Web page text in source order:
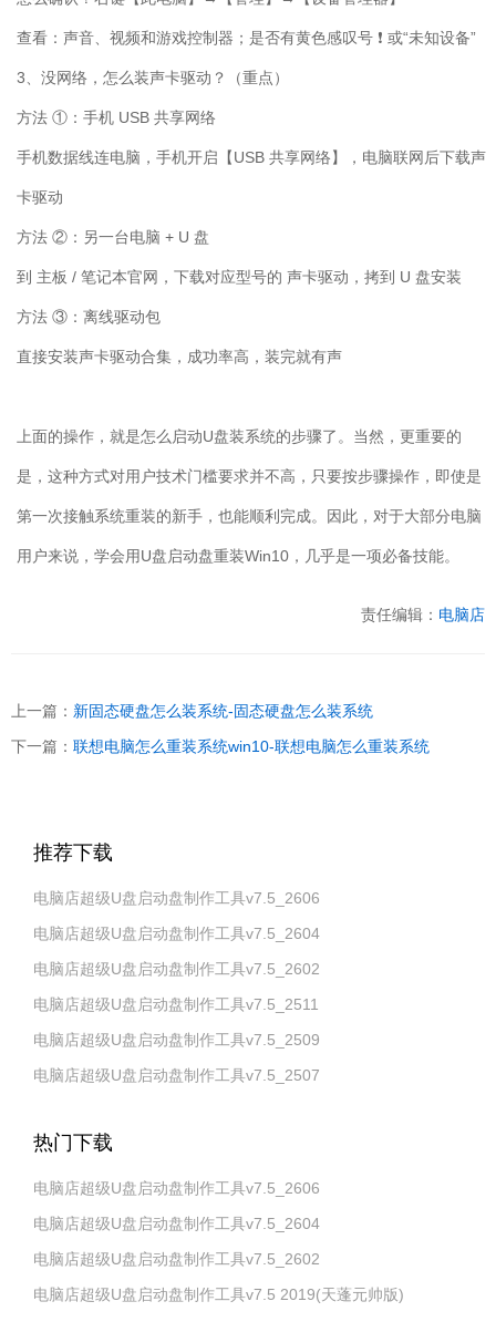
查看：声音、视频和游戏控制器；是否有黄色感叹号 ❗ 或“未知设备”
3 、没网络，怎么装声卡驱动？（重点）
方法 ①：手机 USB 共享网络
手机数据线连电脑，手机开启【USB 共享网络】，电脑联网后下载声
卡驱动
方法 ②：另一台电脑 + U 盘
到 主板 / 笔记本官网，下载对应型号的 声卡驱动，拷到 U 盘安装
方法 ③：离线驱动包
直接安装声卡驱动合集，成功率高，装完就有声
上面的操作，就是怎么启动U盘装系统的步骤了。当然，更重要的
是，这种方式对用户技术门槛要求并不高，只要按步骤操作，即使是
第一次接触系统重装的新手，也能顺利完成。因此，对于大部分电脑
用户来说，学会用U盘启动盘重装Win10 ，几乎是一项必备技能。
责任编辑： 电脑店
上一篇： 新固态硬盘怎么装系统-固态硬盘怎么装系统
下一篇： 联想电脑怎么重装系统win10-联想电脑怎么重装系统
推荐下载
电脑店超级U盘启动盘制作工具v7.5_2606
电脑店超级U盘启动盘制作工具v7.5_2604
电脑店超级U盘启动盘制作工具v7.5_2602
电脑店超级U盘启动盘制作工具v7.5_2511
电脑店超级U盘启动盘制作工具v7.5_2509
电脑店超级U盘启动盘制作工具v7.5_2507
热门下载
电脑店超级U盘启动盘制作工具v7.5_2606
电脑店超级U盘启动盘制作工具v7.5_2604
电脑店超级U盘启动盘制作工具v7.5_2602
电脑店超级U盘启动盘制作工具v7.5 2019(天蓬元帅版)